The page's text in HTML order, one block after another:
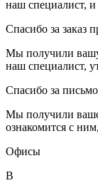
наш специалист, и
Спасибо за заказ
Мы получили
наш специалист,
Спасибо за
Мы получили
ознакомится с
Офисы
В